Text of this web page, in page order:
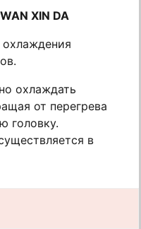
XIN DA
охлаждать
от перегрева
головку.
в